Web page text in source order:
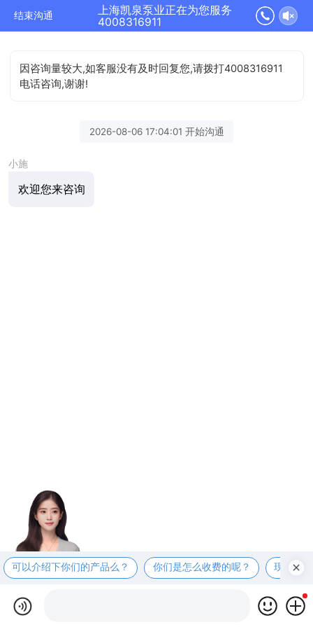
结束沟通
上海凯泉泵业正在为您服务
4008316911
因咨询量较大,如客服没有及时回复您,请拨打4008316911
电话咨询,谢谢!
2026-08-06 17:04:01 开始沟通
小施
欢迎您来咨询
可以介绍下你们的产品么？ 你们是怎么收费的呢？ 现在有